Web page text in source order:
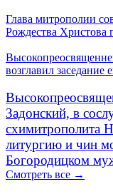
Глава митрополии
Рождества Христова
возглавил заседание
Задонский, в
схимитрополита
литургию и чин
Богородицком
Смотреть все →